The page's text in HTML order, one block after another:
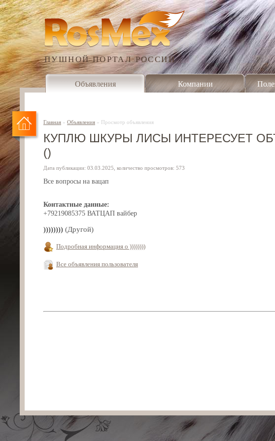
ПУШНОЙ ПОРТАЛ РОССИИ
Объявления Компании
Главная » Объявления » Просмотр объявления
КУПЛЮ ШКУРЫ ЛИСЫ ИНТЕРЕСУЕТ
()
Дата публикации: 03.03.2025, количество просмотров: 573
Все вопросы на вацап
Контактные данные:
+79219085375 ВАТЦАП вайбер
)))))))) (Другой)
Подробная информация о ))))))))
Все объявления пользователя